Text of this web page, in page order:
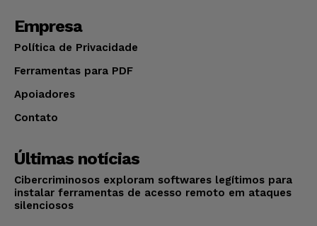
Empresa
Política de Privacidade
Ferramentas para PDF
Apoiadores
Contato
Últimas notícias
Cibercriminosos exploram softwares legítimos para
instalar ferramentas de acesso remoto em ataques
silenciosos